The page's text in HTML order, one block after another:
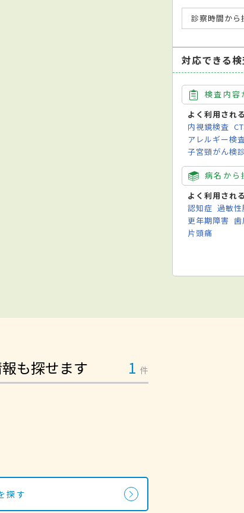
診察時間から
対応できる
検査内容
よく利用され
内視鏡検査
アレルギー検
子宮頸がん検
病名から
よく利用され
認知症 過敏性
更年期障害 歯
片頭痛
も探せます 1 件
探す